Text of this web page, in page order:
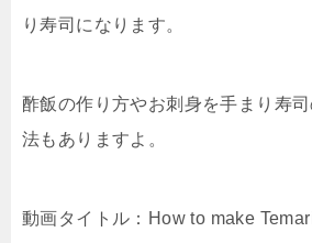
り寿司になります。
酢飯の作り方やお刺身を手まり寿
法もありますよ。
動画タイトル：How to make